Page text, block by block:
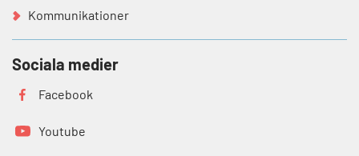
Kommunikationer
Sociala medier
Facebook
Youtube